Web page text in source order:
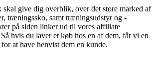
give dig overblik, over det store marked af
træningssko, samt træningsudstyr og -
på siden linker ud til vores affiliate
hvis du laver et køb hos en af dem, får vi en
at have henvist dem en kunde.